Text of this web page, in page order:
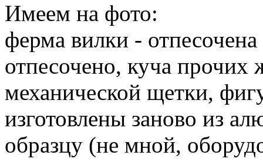
Имеем на фото:
ферма вилки -
отпесочено, куча
механической щетки,
изготовлены заново из
образцу (не мной,